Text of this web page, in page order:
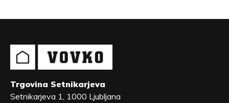
Trgovina Setnikarjeva
Setnikarjeva 1, 1000 Ljubljana